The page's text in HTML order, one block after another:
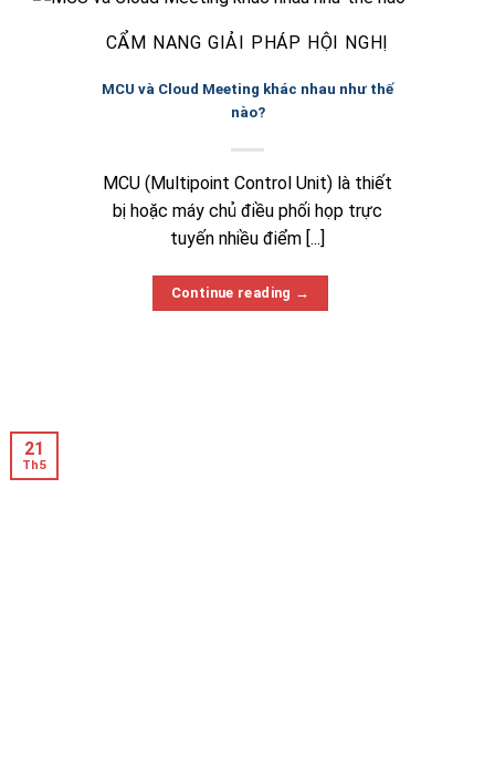
CẨM NANG GIẢI PHÁP HỘI NGHỊ
MCU và Cloud Meeting khác nhau như thế
nào?
MCU (Multipoint Control Unit) là thiết
bị hoặc máy chủ điều phối họp trực
tuyến nhiều điểm [...]
Continue reading →
21
Th5